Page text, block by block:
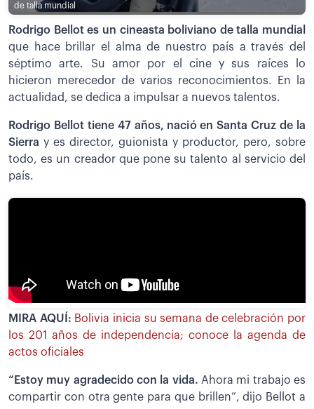
de talla mundial
Rodrigo Bellot es un cineasta boliviano de talla mundial
que hace brillar el alma de nuestro país a través del
séptimo arte. Su amor por el cine y sus raíces lo
hicieron merecedor de varios reconocimientos. En la
actualidad, se dedica a impulsar a nuevos talentos.
Rodrigo Bellot tiene 47 años, nació en Santa Cruz de la
Sierra y es director, guionista y productor, pero, sobre
todo, es un creador que pone su talento al servicio del
país.
MIRA AQUÍ: Bolivia inicia su semana de celebración por
los 201 años de independencia; conoce la agenda de
actos oficiales
“Estoy muy agradecido con la vida. Ahora mi trabajo es
compartir con otra gente para que brillen”, dijo Bellot a